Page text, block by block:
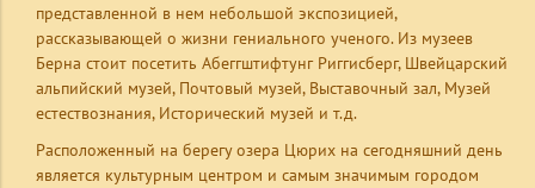
представленной в нем небольшой экспозицией,
рассказывающей о жизни гениального ученого. Из музеев
Берна стоит посетить Абеггштифтунг Риггисберг, Швейцарский
альпийский музей, Почтовый музей, Выставочный зал, Музей
естествознания, Исторический музей и т.д.
Расположенный на берегу озера Цюрих на сегодняшний день
является культурным центром и самым значимым городом